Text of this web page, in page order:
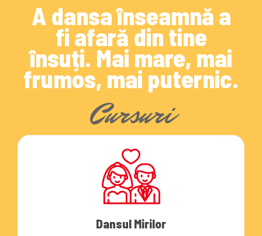
A dansa înseamnă a
fi afară din tine
însuți. Mai mare, mai
frumos, mai puternic.
Cursuri
Dansul Mirilor